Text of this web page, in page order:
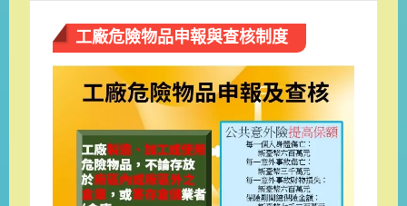
工廠危險物品申報與查核制度